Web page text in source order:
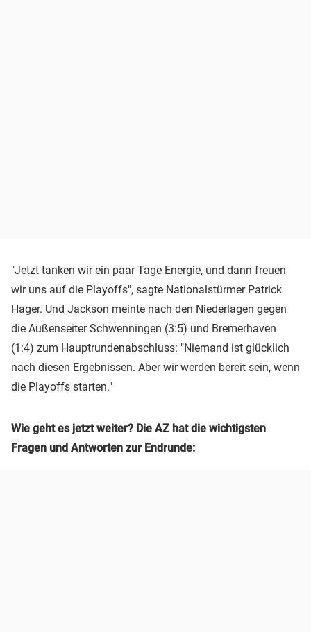
"Jetzt tanken wir ein paar Tage Energie, und dann freuen
wir uns auf die Playoffs", sagte Nationalstürmer Patrick
Hager. Und Jackson meinte nach den Niederlagen gegen
die Außenseiter Schwenningen (3:5) und Bremerhaven
(1:4) zum Hauptrundenabschluss: "Niemand ist glücklich
nach diesen Ergebnissen. Aber wir werden bereit sein, wenn
die Playoffs starten."
Wie geht es jetzt weiter? Die AZ hat die wichtigsten
Fragen und Antworten zur Endrunde: